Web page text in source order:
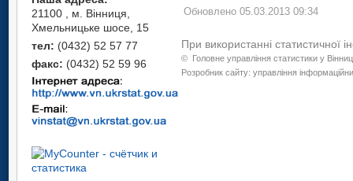
21100 , м. Вінниця,
Хмельницьке шосе, 15
тел: (0432) 52 57 77
факс: (0432) 52 59 96
Обновлено 05.03.2013 09:34
При використанні статистичної
© Головне управління статистики у
Розробник сайту: управління